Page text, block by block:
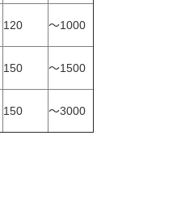
120 ～1000
150 ～1500
150 ～3000